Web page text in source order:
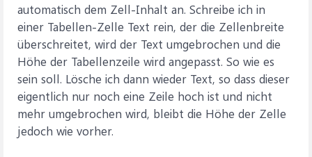
automatisch dem Zell-Inhalt an. Schreibe ich in
einer Tabellen-Zelle Text rein, der die Zellenbreite
überschreitet, wird der Text umgebrochen und die
Höhe der Tabellenzeile wird angepasst. So wie es
sein soll. Lösche ich dann wieder Text, so dass dieser
eigentlich nur noch eine Zeile hoch ist und nicht
mehr umgebrochen wird, bleibt die Höhe der Zelle
jedoch wie vorher.